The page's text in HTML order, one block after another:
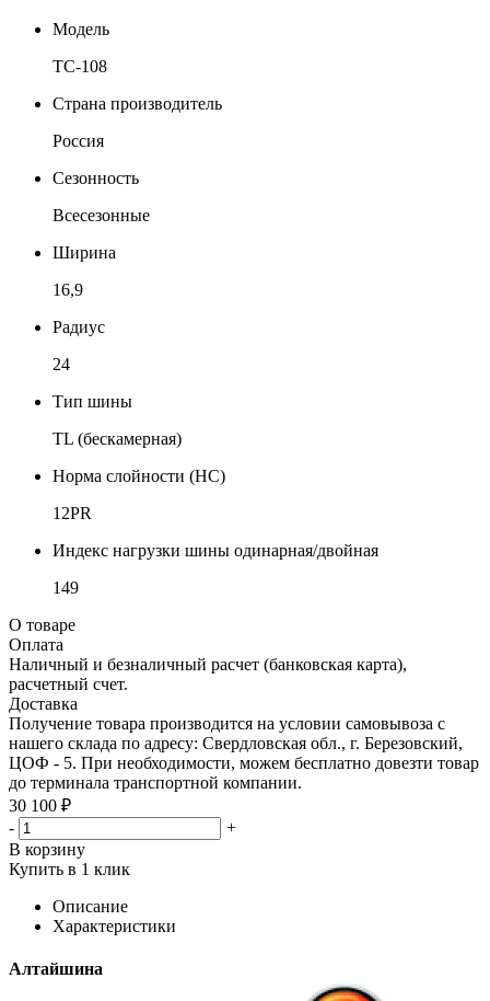
Модель
ТС-108
Страна производитель
Россия
Сезонность
Всесезонные
Ширина
16,9
Радиус
24
Тип шины
TL (бескамерная)
Норма слойности (НС)
12PR
Индекс нагрузки шины одинарная/двойная
149
О товаре
Оплата
Наличный и безналичный расчет (банковская карта),
расчетный счет.
Доставка
Получение товара производится на условии самовывоза с
нашего склада по адресу: Свердловская обл., г. Березовский,
ЦОФ - 5. При необходимости, можем бесплатно довезти товар
до терминала транспортной компании.
30 100 ₽
-
+
В корзину
Купить в 1 клик
Описание
Характеристики
Алтайшина